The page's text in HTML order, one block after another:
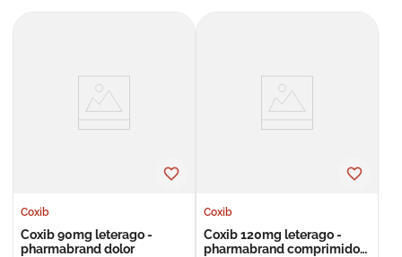
Coxib
Coxib 90mg leterago -
pharmabrand dolor
Coxib
Coxib 120mg leterago -
pharmabrand comprimidos
roche posay
megacistin